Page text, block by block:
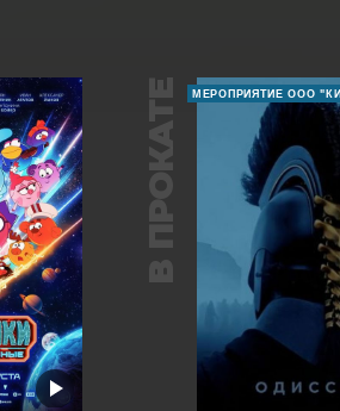
В ПРОКАТЕ МЕРОПРИЯТИЕ ООО